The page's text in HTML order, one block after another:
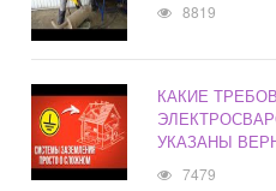
8819
КАКИЕ
УКАЗАНЫ
7479